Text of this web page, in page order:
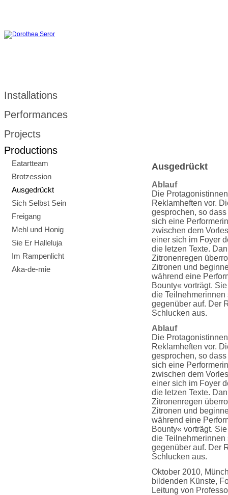
Installations
Performances
Projects
Productions
Eatartteam
Brotzession
Ausgedrückt
Sich Selbst Sein
Freigang
Mehl und Honig
Sie Er Halleluja
Im Rampenlicht
Aka-de-mie
Ausgedrückt
Ablauf
Die
Reklamheften vor.
gesprochen, so
sich eine
zwischen dem
einer sich im Foyer
die letzen Texte.
Zitronenregen
Zitronen und
während eine
Bounty« vorträgt.
die
gegenüber auf. Der
Schlucken aus.
Ablauf
Die
Reklamheften vor.
gesprochen, so
sich eine
zwischen dem
einer sich im Foyer
die letzen Texte.
Zitronenregen
Zitronen und
während eine
Bounty« vorträgt.
die
gegenüber auf. Der
Schlucken aus.
Oktober 2010,
bildenden Künste,
Leitung von